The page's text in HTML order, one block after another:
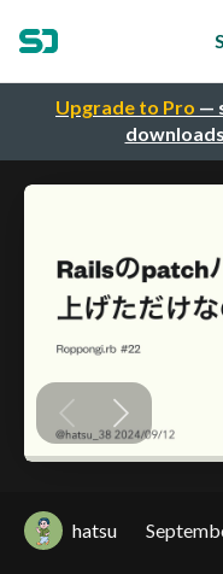
Upgrade to Pro —
hatsu